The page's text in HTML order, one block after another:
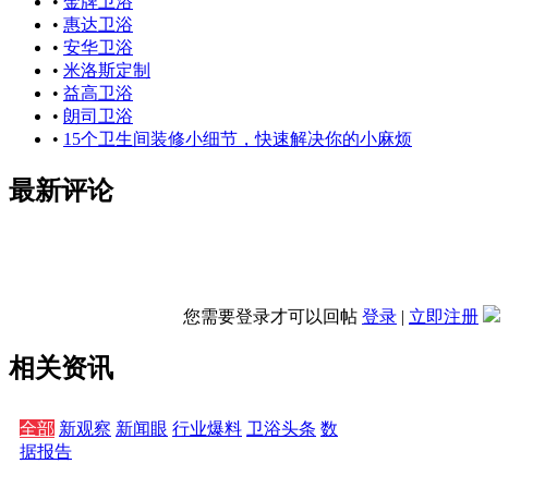
• 惠达卫浴
• 安华卫浴
• 米洛斯定制
• 益高卫浴
• 朗司卫浴
• 15个卫生间装修小细节，快速解决你的小麻烦
最新评论
您需要登录才可以回帖 登录 | 立即注册
相关资讯
全部 新观察 新闻眼 行业爆料 卫浴头条 数
据报告